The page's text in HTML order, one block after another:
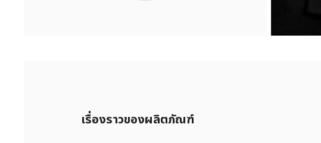
เรื่องราวของผลิตภัณฑ์